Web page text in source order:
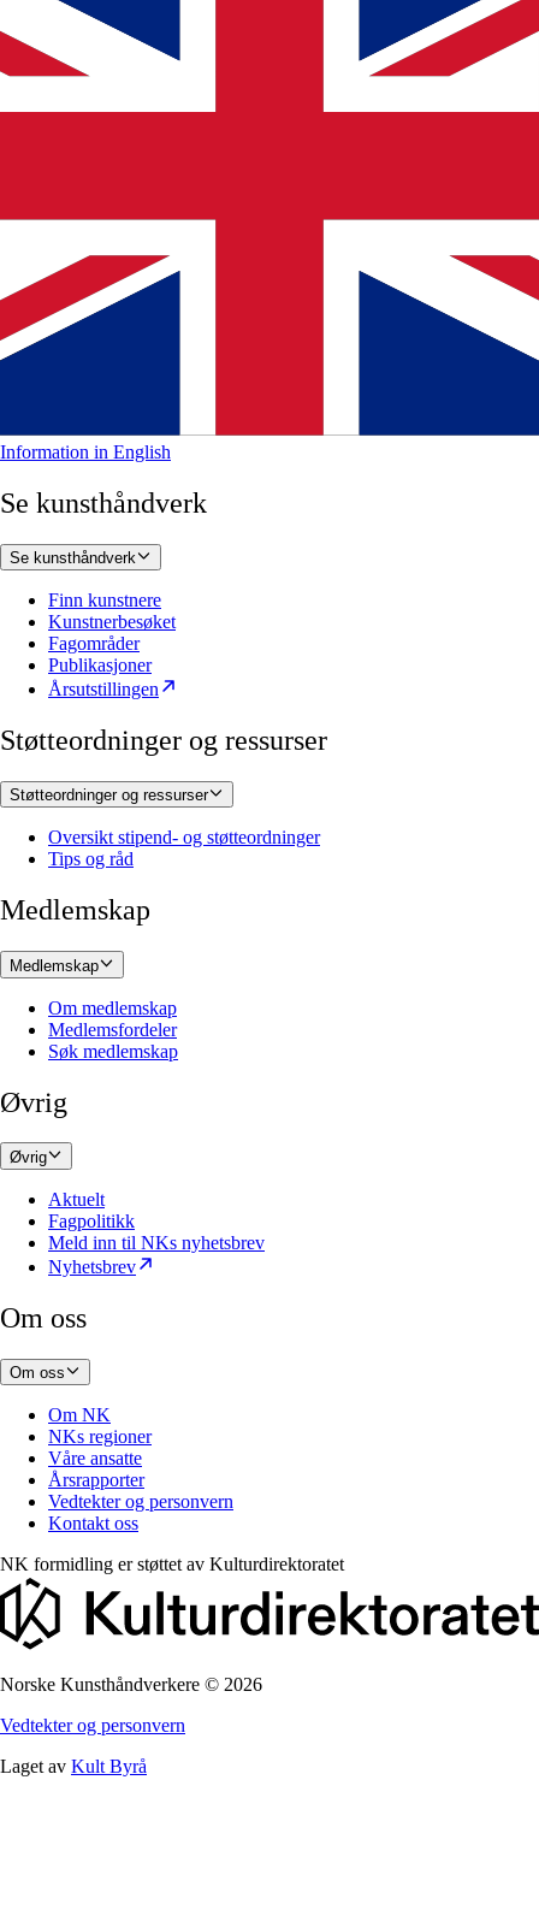
Information in English
Se kunsthåndverk
Se kunsthåndverk
Finn kunstnere
Kunstnerbesøket
Fagområder
Publikasjoner
Årsutstillingen
Støtteordninger og ressurser
Støtteordninger og ressurser
Oversikt stipend- og støtteordninger
Tips og råd
Medlemskap
Medlemskap
Om medlemskap
Medlemsfordeler
Søk medlemskap
Øvrig
Øvrig
Aktuelt
Fagpolitikk
Meld inn til NKs nyhetsbrev
Nyhetsbrev
Om oss
Om oss
Om NK
NKs regioner
Våre ansatte
Årsrapporter
Vedtekter og personvern
Kontakt oss
NK formidling er støttet av Kulturdirektoratet
Norske Kunsthåndverkere © 2026
Vedtekter og personvern
Laget av Kult Byrå